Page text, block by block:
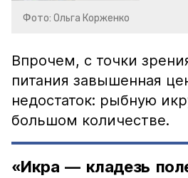
Фото: Ольга Корженко
Впрочем, с точки
питания завышенная
недостаток: рыбную
большом количестве.
«Икра — кладезь